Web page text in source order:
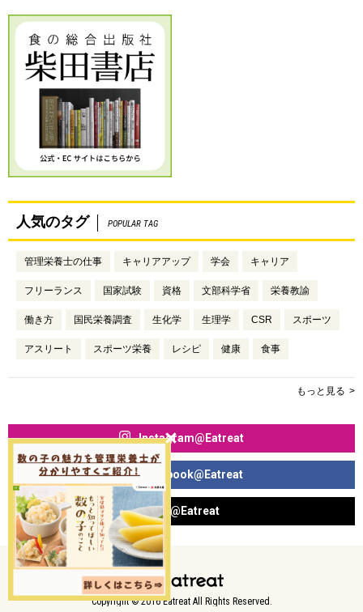
人気のタグ POPULAR TAG
管理栄養士の仕事 キャリアアップ 学会 キャリア
フリーランス 国家試験 資格 文部科学省 栄養教諭
働き方 国民栄養調査 生化学 生理学 CSR スポーツ
アスリート スポーツ栄養 レシピ 健康 食事
もっと見る
Instagram@Eatreat
Facebook@Eatreat
X@Eatreat
Copyright © 2016 Eatreat All Rights Reserved.